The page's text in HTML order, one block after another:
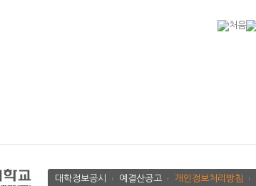
대학정보공시 예결산공고 개인정보처리방침